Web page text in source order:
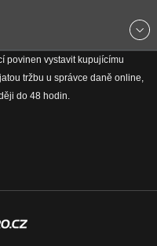
povinen vystavit kupujícímu
tržbu u správce daně online,
do 48 hodin.